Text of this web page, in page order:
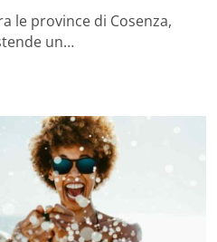
le province di Cosenza,
un…